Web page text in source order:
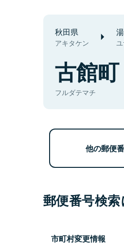
秋田県
アキタケン
古館町
フルダテマチ
他の郵便
郵便番号検
市町村変更情報